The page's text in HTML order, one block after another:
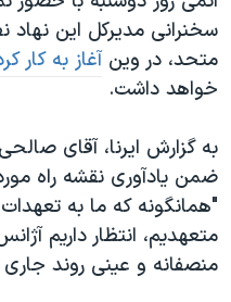
سخنرانی مدیرکل این
متحد، در وینآغاز به کار
خواهد داشت.
به گزارش ایرنا، آقای
ضمن یادآوری نقشه راه
"همانگونه که ما به
متعهدیم، انتظار داریم
منصفانه و عینی روند